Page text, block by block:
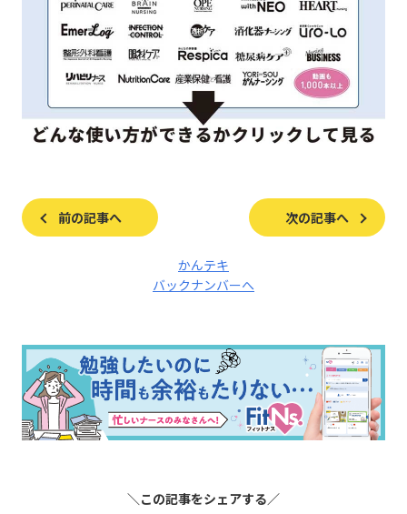
前の記事へ 次の記事へ
かんテキ
バックナンバーへ
＼この記事をシェアする／